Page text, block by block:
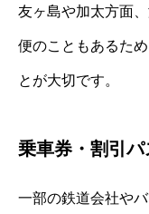
友ヶ島や加太方面
便のこともあるた
とが大切です。
乗車券・割引
一部の鉄道会社や